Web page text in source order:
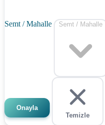
Semt / Mahalle Semt / Mahalle
Onayla
Temizle